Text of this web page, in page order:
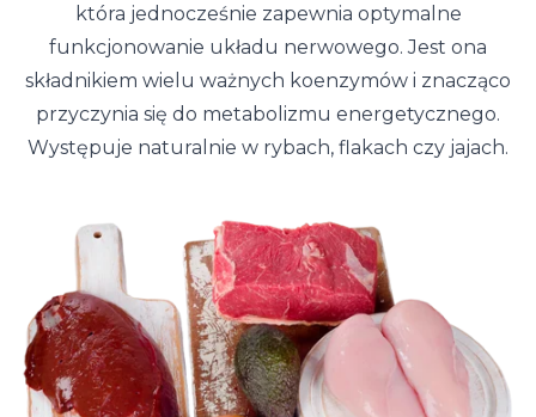
która jednocześnie zapewnia optymalne
funkcjonowanie układu nerwowego. Jest ona
składnikiem wielu ważnych koenzymów i znacząco
przyczynia się do metabolizmu energetycznego.
Występuje naturalnie w rybach, flakach czy jajach.